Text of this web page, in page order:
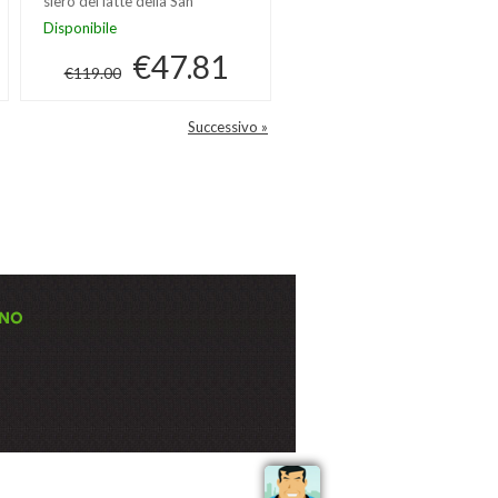
Nutrition
Disponibile
€119.00 €47.81
Successivo »